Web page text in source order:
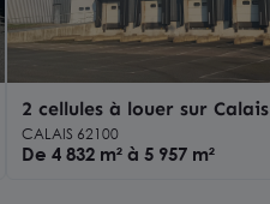
2 cellules à louer sur Calais
CALAIS 62100
De 4 832 m² à 5 957 m²